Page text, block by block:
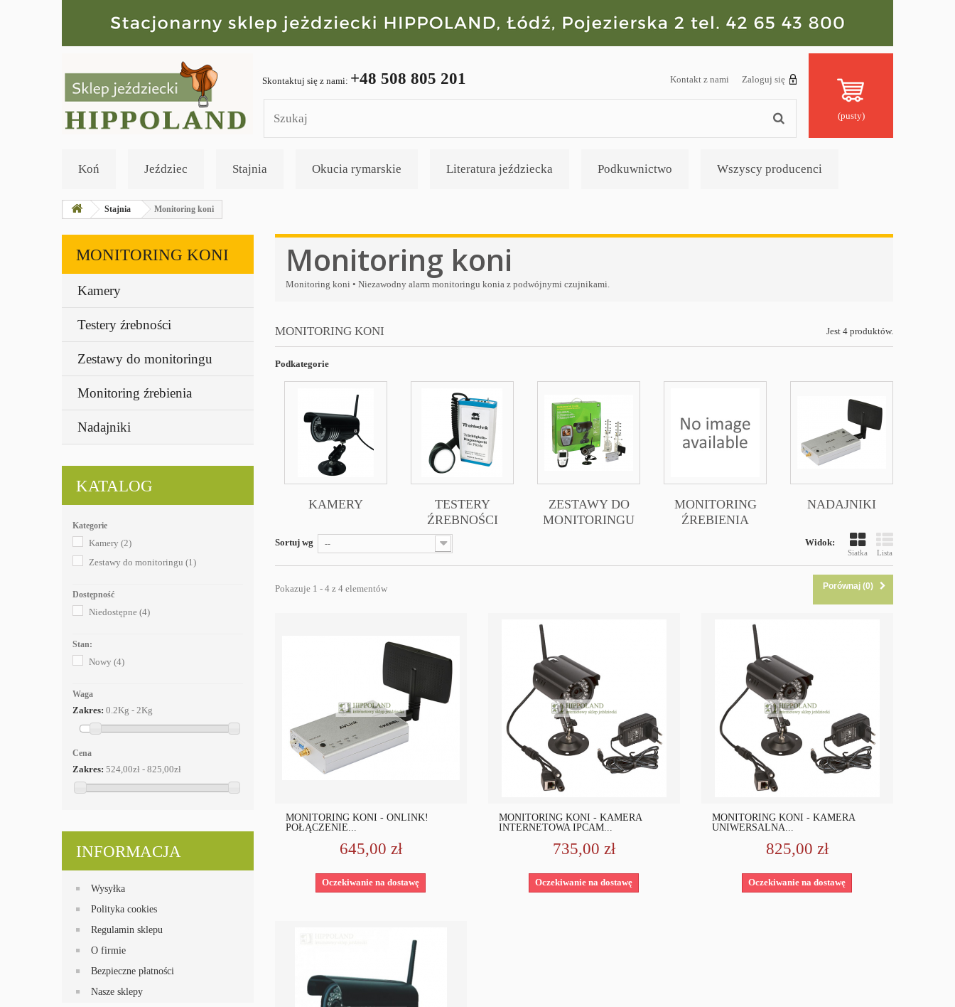
Zaloguj się
Kontakt z nami
Skontaktuj się z nami: +48 508 805 201
(pusty)
Koń Jeździec Stajnia Okucia rymarskie Literatura jeździecka Podkuwnictwo Wszyscy producenci
Stajnia Monitoring koni
MONITORING KONI
Kamery
Testery źrebności
Zestawy do monitoringu
Monitoring źrebienia
Nadajniki
KATALOG
Kategorie
Kamery (2)
Zestawy do monitoringu (1)
Dostępność
Niedostępne (4)
Stan:
Nowy (4)
Waga
Zakres: 0.2Kg - 2Kg
Cena
Zakres: 524,00zł - 825,00zł
INFORMACJA
Wysyłka
Polityka cookies
Regulamin sklepu
O firmie
Bezpieczne płatności
Nasze sklepy
Monitoring koni
Monitoring koni • Niezawodny alarm monitoringu konia z podwójnymi czujnikami.
MONITORING KONI Jest 4 produktów.
Podkategorie
KAMERY
TESTERY
ŹREBNOŚCI
ZESTAWY DO
MONITORINGU
MONITORING
ŹREBIENIA
NADAJNIKI
Widok:
Siatka Lista
Sortuj wg --
Porównaj (0)
Pokazuje 1 - 4 z 4 elementów
MONITORING KONI - ONLINK!
POŁĄCZENIE...
645,00 zł
Oczekiwanie na dostawę
MONITORING KONI - KAMERA
INTERNETOWA IPCAM...
735,00 zł
Oczekiwanie na dostawę
MONITORING KONI - KAMERA
UNIWERSALNA...
825,00 zł
Oczekiwanie na dostawę